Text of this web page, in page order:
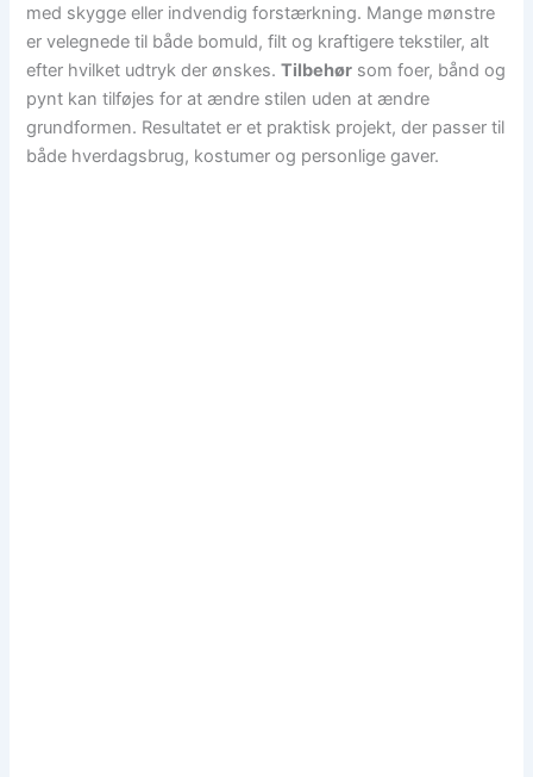
med skygge eller indvendig forstærkning. Mange mønstre
er velegnede til både bomuld, filt og kraftigere tekstiler, alt
efter hvilket udtryk der ønskes.Tilbehør som foer, bånd og
pynt kan tilføjes for at ændre stilen uden at ændre
grundformen. Resultatet er et praktisk projekt, der passer til
både hverdagsbrug, kostumer og personlige gaver.